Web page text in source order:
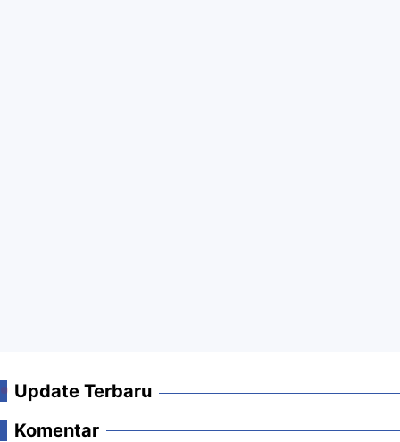
Update Terbaru
Komentar